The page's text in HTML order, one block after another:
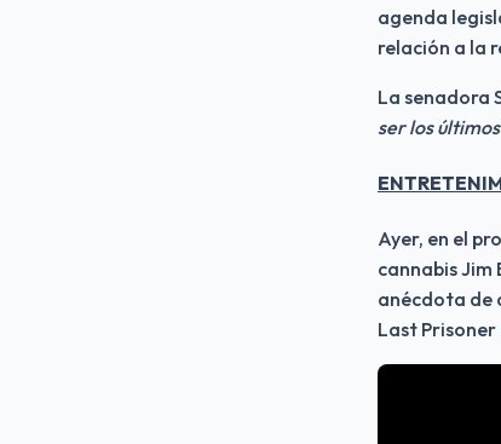
agenda
relación a la
La senadora
ser los últimos
Ayer, en el
cannabis Jim
anécdota de
Last Prisoner